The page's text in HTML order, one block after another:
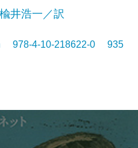
井浩一／訳
978-4-10-218622-0 935